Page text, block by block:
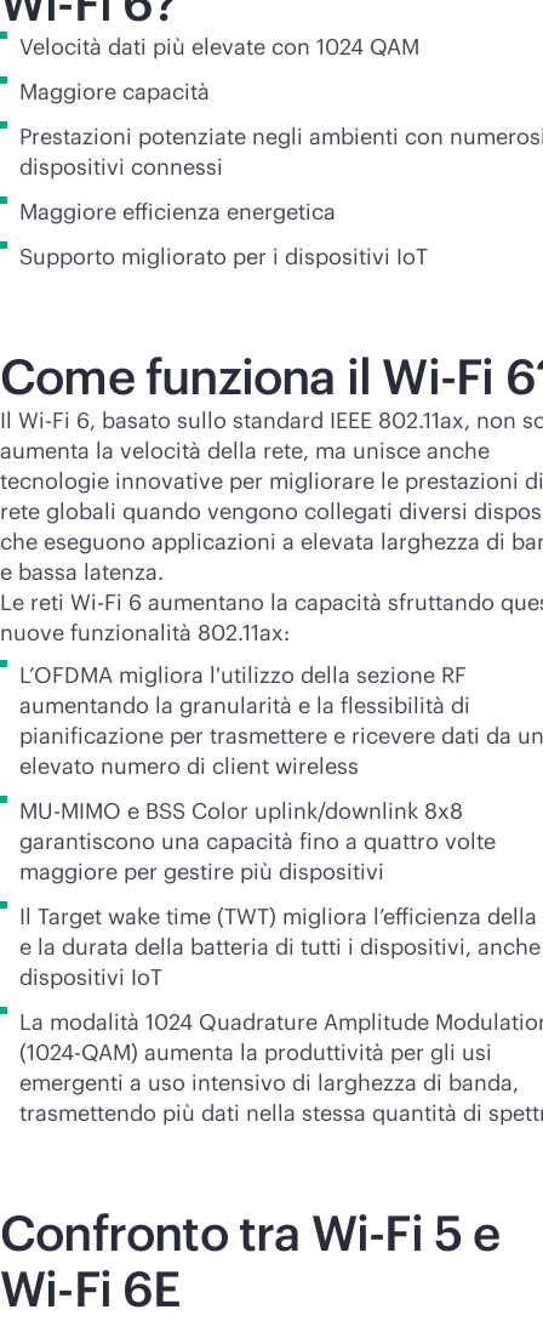
Velocità dati più elevate con 1024 QAM
Maggiore capacità
Prestazioni potenziate negli ambienti con
dispositivi connessi
Maggiore efficienza energetica
Supporto migliorato per i dispositivi IoT
Come funziona il Wi-Fi
Il Wi-Fi 6, basato sullo standard IEEE 802.11ax, non
aumenta la velocità della rete, ma unisce anche
tecnologie innovative per migliorare le prestazioni di
rete globali quando vengono collegati diversi
che eseguono applicazioni a elevata larghezza di
e bassa latenza.
Le reti Wi-Fi 6 aumentano la capacità sfruttando
nuove funzionalità 802.11ax:
L’OFDMA migliora l'utilizzo della sezione RF
aumentando la granularità e la flessibilità di
pianificazione per trasmettere e ricevere dati da un
elevato numero di client wireless
MU-MIMO e BSS Color uplink/downlink 8x8
garantiscono una capacità fino a quattro volte
maggiore per gestire più dispositivi
Il Target wake time (TWT) migliora l’efficienza
e la durata della batteria di tutti i dispositivi,
dispositivi IoT
La modalità 1024 Quadrature Amplitude
(1024-QAM) aumenta la produttività per gli usi
emergenti a uso intensivo di larghezza di banda,
trasmettendo più dati nella stessa quantità di
Confronto tra Wi-Fi 5 e
Wi-Fi 6E